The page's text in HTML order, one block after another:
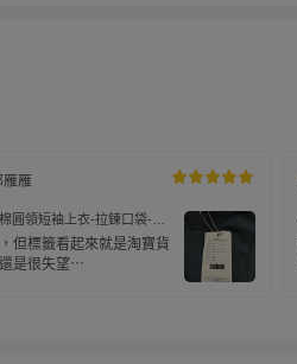
雁雁
圓領短袖上衣-拉鍊口袋-灰
但標籤看起來就是淘寶貨
是很失望⋯